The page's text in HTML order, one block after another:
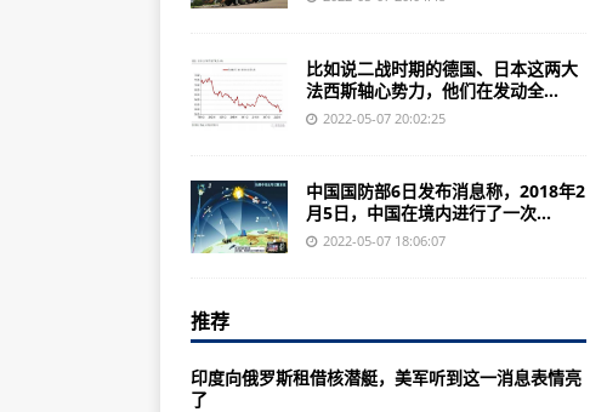
“猎豹”号核潜艇入编印度海军十年租金9亿
二战时期主要的参战各国究竟有多强呢？
新冠肺炎疫情期间旅客乘坐飞机应注意5个
珠峰海拔8830米处架设成功实时数据传
《魔兽世界》☻游戏优势☻解析及策略模
思越木结构|RC-135S绰号“眼镜蛇球”
大陆反潜直升机现身台“空域”岛内舆论猜
中国航空发动机是一个技术精深得使新手
比如说二战时期的德国、日本这两大
法西斯轴心势力，他们在发动全...
2022-05-07 20:02:25
中国国防部6日发布消息称，2018年2
月5日，中国在境内进行了一次...
2022-05-07 18:06:07
推荐
印度向俄罗斯租借核潜艇，美军听到这一消息表情亮
了